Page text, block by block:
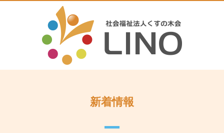
新着情報